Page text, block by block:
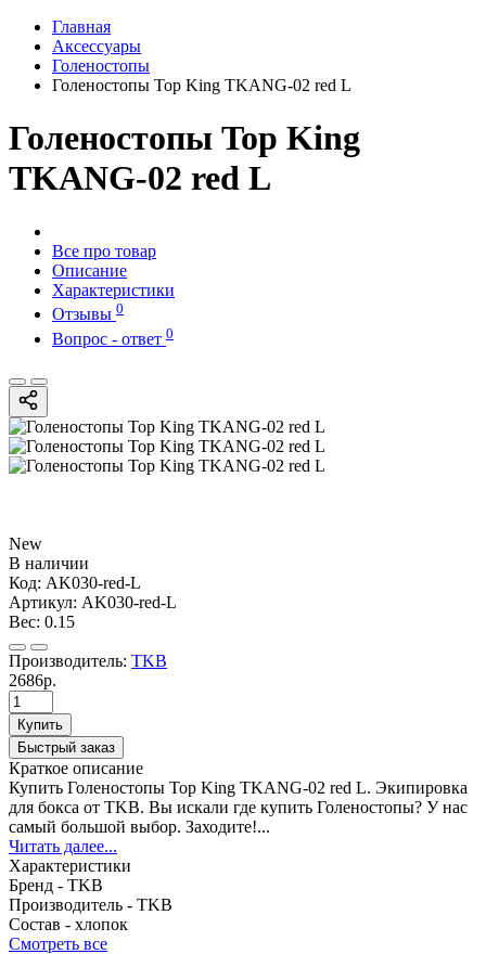
Главная
Аксессуары
Голеностопы
Голеностопы Top King TKANG-02 red L
Голеностопы Top King
TKANG-02 red L
Все про товар
Описание
Характеристики
Отзывы 0
Вопрос - ответ 0
New
В наличии
Код: AK030-red-L
Артикул: AK030-red-L
Вес: 0.15
Производитель: TKB
2686р.
Купить
Быстрый заказ
Краткое описание
Купить Голеностопы Top King TKANG-02 red L. Экипировка
для бокса от TKB. Вы искали где купить Голеностопы? У нас
самый большой выбор. Заходите!...
Читать далее...
Характеристики
Бренд - TKB
Производитель - TKB
Состав - хлопок
Смотреть все